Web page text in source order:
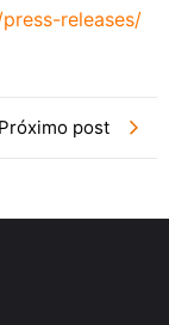
releases/
Próximo post